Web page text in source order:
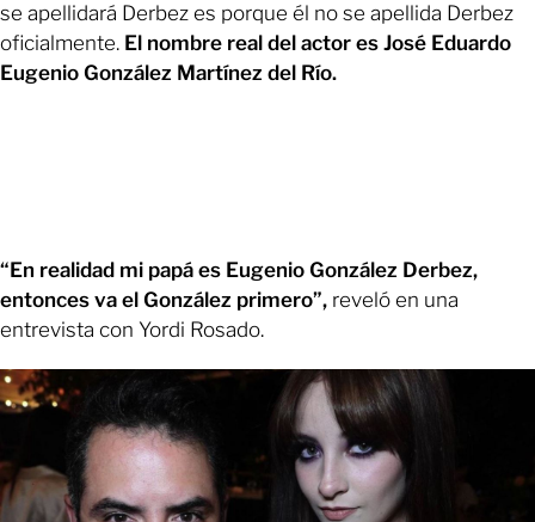
se apellidará Derbez es porque él no se apellida Derbez
oficialmente. El nombre real del actor es José Eduardo
Eugenio González Martínez del Río.
“En realidad mi papá es Eugenio González Derbez,
entonces va el González primero”, reveló en una
entrevista con Yordi Rosado.